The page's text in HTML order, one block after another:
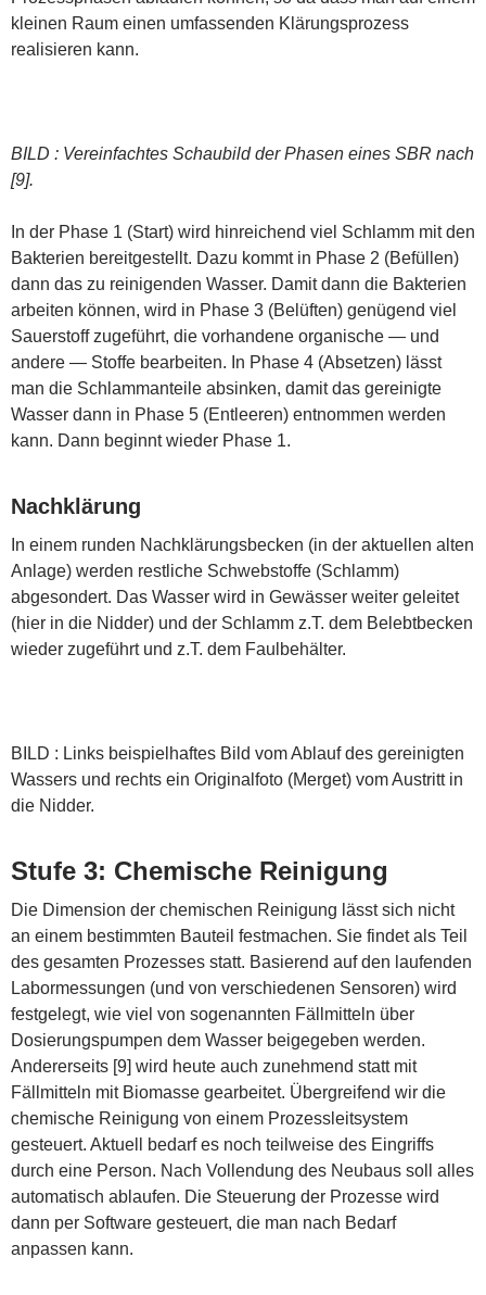
kleinen Raum einen umfassenden Klärungsprozess
realisieren kann.
BILD : Vereinfachtes Schaubild der Phasen eines SBR nach
[9].
In der Phase 1 (Start) wird hinreichend viel Schlamm mit den
Bakterien bereitgestellt. Dazu kommt in Phase 2 (Befüllen)
dann das zu reinigenden Wasser. Damit dann die Bakterien
arbeiten können, wird in Phase 3 (Belüften) genügend viel
Sauerstoff zugeführt, die vorhandene organische — und
andere — Stoffe bearbeiten. In Phase 4 (Absetzen) lässt
man die Schlammanteile absinken, damit das gereinigte
Wasser dann in Phase 5 (Entleeren) entnommen werden
kann. Dann beginnt wieder Phase 1.
Nachklärung
In einem runden Nachklärungsbecken (in der aktuellen alten
Anlage) werden restliche Schwebstoffe (Schlamm)
abgesondert. Das Wasser wird in Gewässer weiter geleitet
(hier in die Nidder) und der Schlamm z.T. dem Belebtbecken
wieder zugeführt und z.T. dem Faulbehälter.
BILD : Links beispielhaftes Bild vom Ablauf des gereinigten
Wassers und rechts ein Originalfoto (Merget) vom Austritt in
die Nidder.
Stufe 3: Chemische Reinigung
Die Dimension der chemischen Reinigung lässt sich nicht
an einem bestimmten Bauteil festmachen. Sie findet als Teil
des gesamten Prozesses statt. Basierend auf den laufenden
Labormessungen (und von verschiedenen Sensoren) wird
festgelegt, wie viel von sogenannten Fällmitteln über
Dosierungspumpen dem Wasser beigegeben werden.
Andererseits [9] wird heute auch zunehmend statt mit
Fällmitteln mit Biomasse gearbeitet. Übergreifend wir die
chemische Reinigung von einem Prozessleitsystem
gesteuert. Aktuell bedarf es noch teilweise des Eingriffs
durch eine Person. Nach Vollendung des Neubaus soll alles
automatisch ablaufen. Die Steuerung der Prozesse wird
dann per Software gesteuert, die man nach Bedarf
anpassen kann.